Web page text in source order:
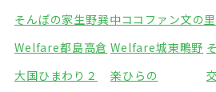
そんぽの家生野巽中ココファン文の里
Welfare都島高倉 Welfare城東鴫野
大国ひまわり２
楽ひらの